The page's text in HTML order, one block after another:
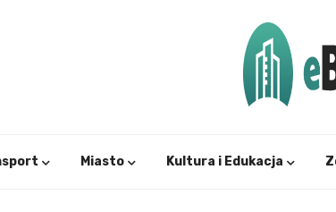
Miasto Kultura i Edukacja